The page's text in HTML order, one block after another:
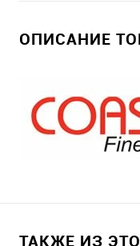
ОПИСАНИЕ
ТАКЖЕ ИЗ